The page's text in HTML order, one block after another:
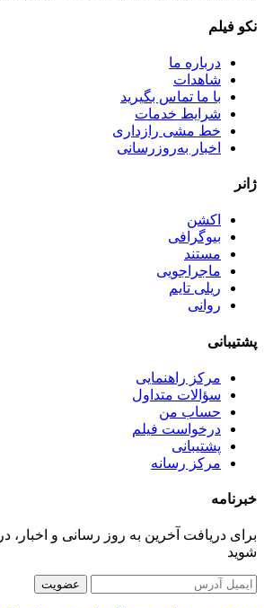
نکو فیلم
درباره ما
شاهدات
با ما تماس بگیرید
شرایط خدمات
خط مشی رازداری
اخبار به‌روزرسانی
ژانر
اکشن
بیوگرافی
مستند
ماجراجویی
ریلی تایم
روانی
پشتیبانی
مرکز راهنمایی
سؤالات متداول
حساب من
درخواست فیلم
پشتیبانی
مرکز رسانه
خبرنامه
برای دریافت آخرین به روز رسانی و اخبار،
شوید
عضویت